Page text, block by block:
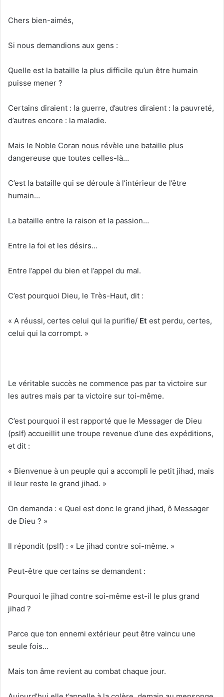
Chers bien-aimés,
Si nous demandions aux gens :
Quelle est la bataille la plus difficile qu’un être humain
puisse mener ?
Certains diraient : la guerre, d’autres diraient : la pauvreté,
d’autres encore : la maladie.
Mais le Noble Coran nous révèle une bataille plus
dangereuse que toutes celles-là…
C’est la bataille qui se déroule à l’intérieur de l’être
humain…
La bataille entre la raison et la passion…
Entre la foi et les désirs…
Entre l’appel du bien et l’appel du mal.
C’est pourquoi Dieu, le Très-Haut, dit :
« A réussi, certes celui qui la purifie/ Et est perdu, certes,
celui qui la corrompt. »
Le véritable succès ne commence pas par ta victoire sur
les autres mais par ta victoire sur toi-même.
C’est pourquoi il est rapporté que le Messager de Dieu
(pslf) accueillit une troupe revenue d’une des expéditions,
et dit :
« Bienvenue à un peuple qui a accompli le petit jihad, mais
il leur reste le grand jihad. »
On demanda : « Quel est donc le grand jihad, ô Messager
de Dieu ? »
Il répondit (pslf) : « Le jihad contre soi-même. »
Peut-être que certains se demandent :
Pourquoi le jihad contre soi-même est-il le plus grand
jihad ?
Parce que ton ennemi extérieur peut être vaincu une
seule fois…
Mais ton âme revient au combat chaque jour.